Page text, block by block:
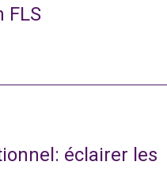
FLS
éclairer les